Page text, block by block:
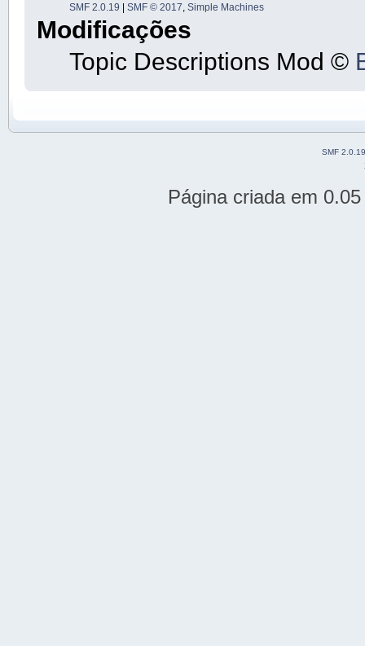
SMF 2.0.19 | SMF © 2017 Simple Machines
Modificações
Topic Descriptions Mod ©
SMF 2.0.19
Página criada em